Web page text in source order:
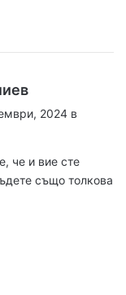
:
2024 в
че и вие сте
също толкова